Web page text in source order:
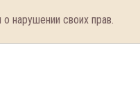
нарушении своих прав.